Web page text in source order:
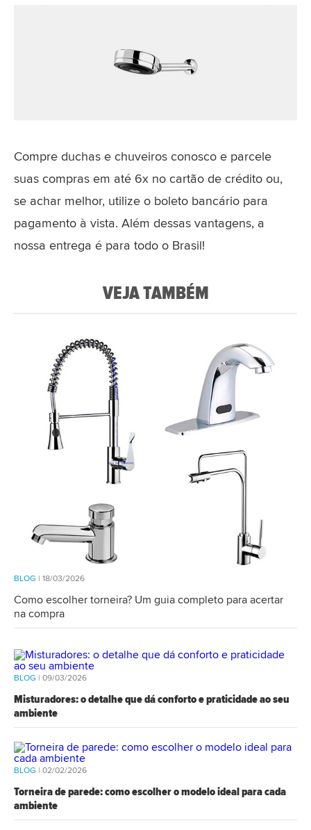
Compre duchas e chuveiros conosco e parcele
suas compras em até 6x no cartão de crédito ou,
se achar melhor, utilize o boleto bancário para
pagamento à vista. Além dessas vantagens, a
nossa entrega é para todo o Brasil!
VEJA TAMBÉM
BLOG | 18/03/2026
Como escolher torneira? Um guia completo para acertar
na compra
BLOG | 09/03/2026
Misturadores: o detalhe que dá conforto e praticidade ao seu
ambiente
BLOG | 02/02/2026
Torneira de parede: como escolher o modelo ideal para cada
ambiente